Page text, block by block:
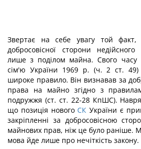
Звертає на себе увагу той
добросовісної сторони
лише з поділом майна. Свого
сім'ю України 1969 р. (ч. 2 ст. 49)
широке правило. Він визнавав за
права на майно згідно з
подружжя (ст. ст. 22-28 КпШС).
що позиція нового СК України є
закріпленні за добросовісною
майнових прав, ніж це було раніше.
мова йде лише про нечіткість закону.